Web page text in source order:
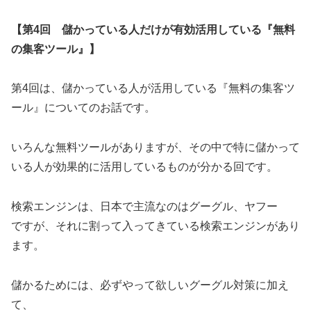
【第4回 儲かっている人だけが有効活用している『無料
の集客ツール』】
第4回は、儲かっている人が活用している『無料の集客ツ
ール』についてのお話です。
いろんな無料ツールがありますが、その中で特に儲かって
いる人が効果的に活用しているものが分かる回です。
検索エンジンは、日本で主流なのはグーグル、ヤフー
ですが、それに割って入ってきている検索エンジンがあり
ます。
儲かるためには、必ずやって欲しいグーグル対策に加え
て、